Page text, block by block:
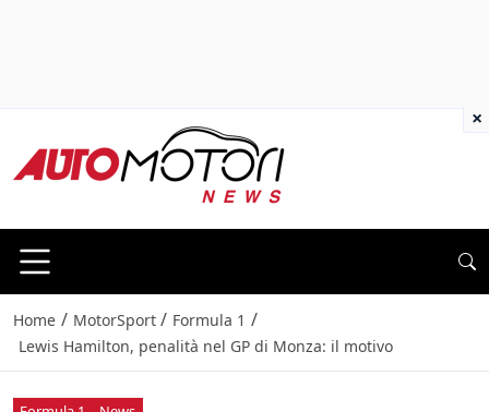
Home / MotorSport / Formula 1 /
Lewis Hamilton, penalità nel GP di Monza: il motivo
×